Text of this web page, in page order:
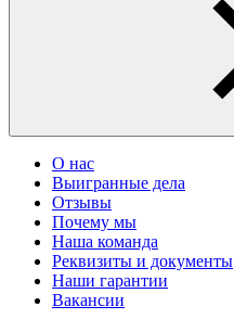
О нас
Выигранные дела
Отзывы
Почему мы
Наша команда
Реквизиты и документы
Наши гарантии
Вакансии